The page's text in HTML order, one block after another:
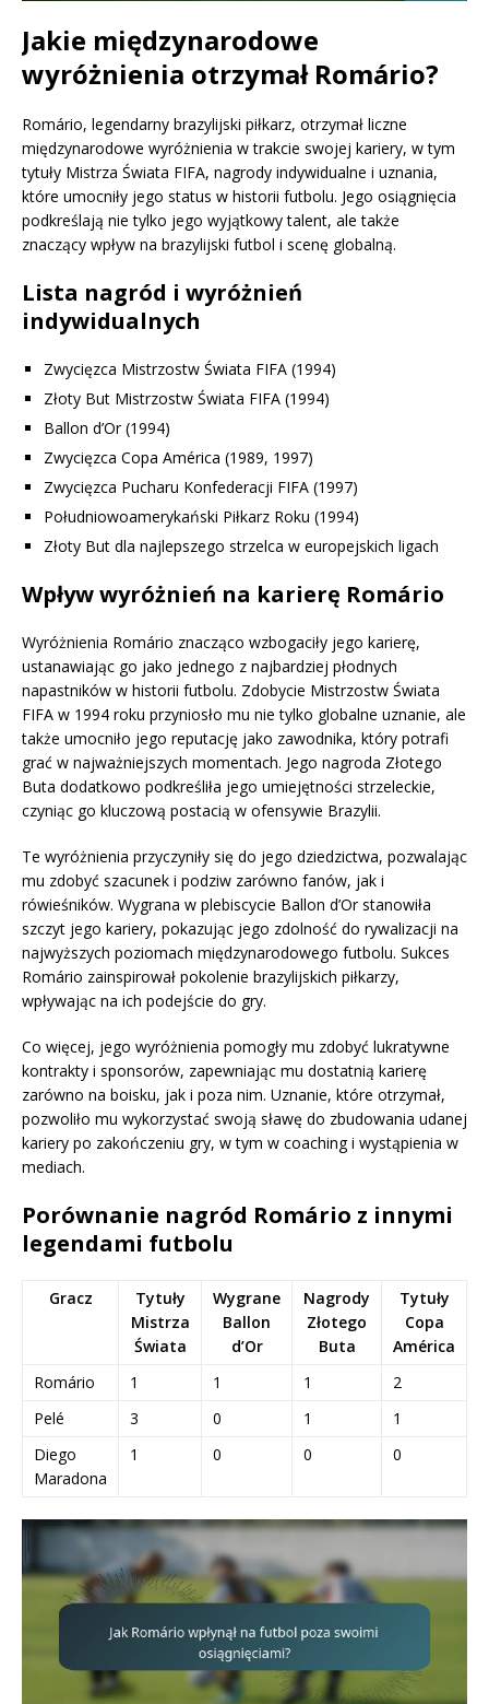
Jakie międzynarodowe
wyróżnienia otrzymał Romário?
Romário, legendarny brazylijski piłkarz, otrzymał liczne
międzynarodowe wyróżnienia w trakcie swojej kariery, w tym
tytuły Mistrza Świata FIFA, nagrody indywidualne i uznania,
które umocniły jego status w historii futbolu. Jego osiągnięcia
podkreślają nie tylko jego wyjątkowy talent, ale także
znaczący wpływ na brazylijski futbol i scenę globalną.
Lista nagród i wyróżnień
indywidualnych
Zwycięzca Mistrzostw Świata FIFA (1994)
Złoty But Mistrzostw Świata FIFA (1994)
Ballon d’Or (1994)
Zwycięzca Copa América (1989, 1997)
Zwycięzca Pucharu Konfederacji FIFA (1997)
Południowoamerykański Piłkarz Roku (1994)
Złoty But dla najlepszego strzelca w europejskich ligach
Wpływ wyróżnień na karierę Romário
Wyróżnienia Romário znacząco wzbogaciły jego karierę,
ustanawiając go jako jednego z najbardziej płodnych
napastników w historii futbolu. Zdobycie Mistrzostw Świata
FIFA w 1994 roku przyniosło mu nie tylko globalne uznanie, ale
także umocniło jego reputację jako zawodnika, który potrafi
grać w najważniejszych momentach. Jego nagroda Złotego
Buta dodatkowo podkreśliła jego umiejętności strzeleckie,
czyniąc go kluczową postacią w ofensywie Brazylii.
Te wyróżnienia przyczyniły się do jego dziedzictwa, pozwalając
mu zdobyć szacunek i podziw zarówno fanów, jak i
rówieśników. Wygrana w plebiscycie Ballon d’Or stanowiła
szczyt jego kariery, pokazując jego zdolność do rywalizacji na
najwyższych poziomach międzynarodowego futbolu. Sukces
Romário zainspirował pokolenie brazylijskich piłkarzy,
wpływając na ich podejście do gry.
Co więcej, jego wyróżnienia pomogły mu zdobyć lukratywne
kontrakty i sponsorów, zapewniając mu dostatnią karierę
zarówno na boisku, jak i poza nim. Uznanie, które otrzymał,
pozwoliło mu wykorzystać swoją sławę do zbudowania udanej
kariery po zakończeniu gry, w tym w coaching i wystąpienia w
mediach.
Porównanie nagród Romário z innymi
legendami futbolu
Gracz
Tytuły
Mistrza
Świata
Wygrane
Ballon
d’Or
Nagrody
Złotego
Buta
Tytuły
Copa
América
Romário
1 1 1
2
Pelé
3 0 1
1
Diego
Maradona
1 0 0 0